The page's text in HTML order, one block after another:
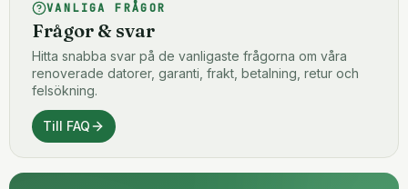
VANLIGA FRÅGOR
Frågor & svar
Hitta snabba svar på de vanligaste frågorna om våra
renoverade datorer, garanti, frakt, betalning, retur och
felsökning.
Till FAQ